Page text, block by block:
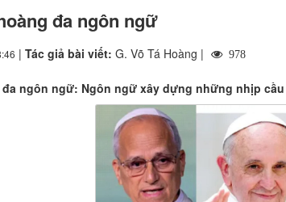
đa ngôn ngữ
| Tác giả bài viết: G. Võ Tá Hoàng | 978
ngôn ngữ: Ngôn ngữ xây dựng những nhịp